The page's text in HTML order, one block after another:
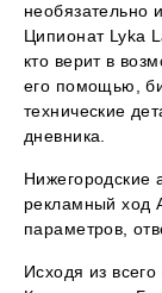
необязательно
Ципионат Lyka
кто верит в
его помощью,
технические
дневника.
Нижегородские
рекламный ход
параметров,
Исходя из